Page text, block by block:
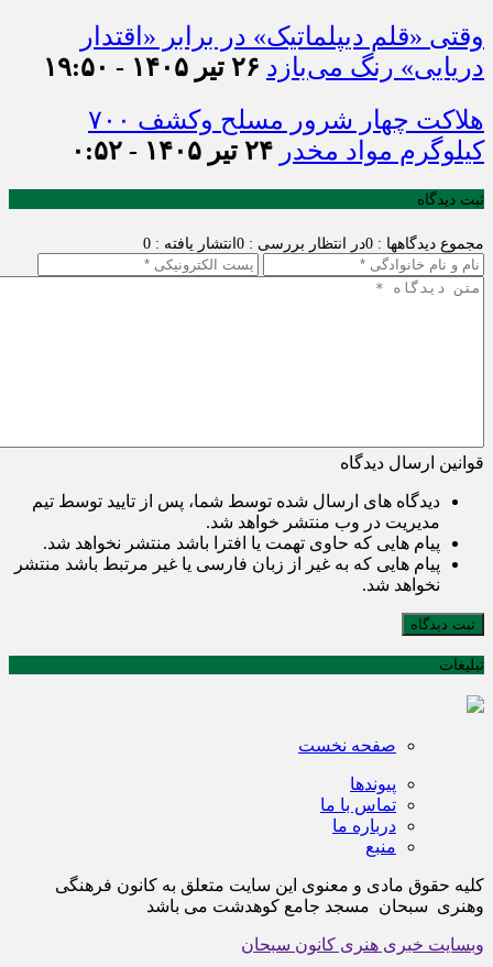
وقتی «قلم دیپلماتیک» در برابر «اقتدار
دریایی» رنگ می‌بازد ۲۶ تیر ۱۴۰۵ - ۱۹:۵۰
هلاکت چهار شرور مسلح وکشف ۷۰۰
کیلوگرم مواد مخدر ۲۴ تیر ۱۴۰۵ - ۰:۵۲
ثبت دیدگاه
مجموع دیدگاهها : 0 در انتظار بررسی : 0 انتشار یافته : 0
قوانین ارسال دیدگاه
دیدگاه های ارسال شده توسط شما، پس از تایید توسط تیم
مدیریت در وب منتشر خواهد شد.
پیام هایی که حاوی تهمت یا افترا باشد منتشر نخواهد شد.
پیام هایی که به غیر از زبان فارسی یا غیر مرتبط باشد منتشر
نخواهد شد.
ثبت دیدگاه
تبلیغات
صفحه نخست
پیوندها
تماس با ما
درباره ما
منبع
کلیه حقوق مادی و معنوی این سایت متعلق به کانون فرهنگی
وهنری سبحان مسجد جامع کوهدشت می باشد
وبسایت خبری هنری کانون سبحان